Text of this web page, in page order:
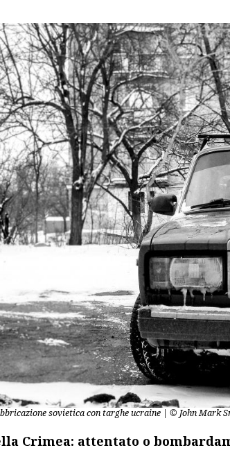
sovietica con targhe ucraine | © John Mark
Crimea: attentato o